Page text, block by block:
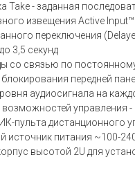
Take - заданная
извещения Active
переключения
3,5 секунд
со связью по
передней
аудиосигнала на
управления
пульта дистанционного
источник питания ~100-
высотой 2U для